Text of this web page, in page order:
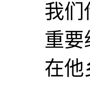
我们
重要
在他